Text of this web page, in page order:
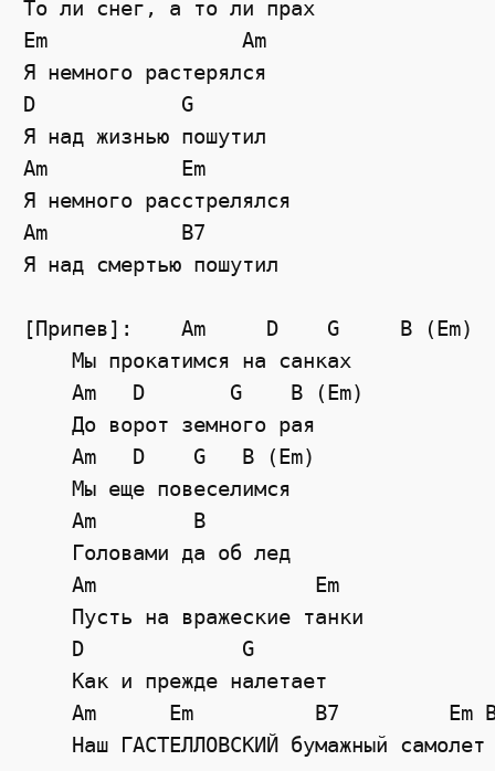
То ли снег, а то ли прах
Em
Am
Я немного растерялся
D
G
Я над жизнью пошутил
Am
Em
Я немного расстрелялся
Am
B7
Я над смертью пошутил
[Припев]:    Am     D    G     B (Em)
    Мы прокатимся на санках
    Am   D       G    B (Em)
    До ворот земного рая
    Am   D    G   B (Em)
    Мы еще повеселимся
Am
B
    Головами да об лед
Am
Em
    Пусть на вражеские танки
D
G
    Как и прежде налетает
Am
Em B7 Em
    Наш ГАСТЕЛЛОВСКИЙ бумажный самолет